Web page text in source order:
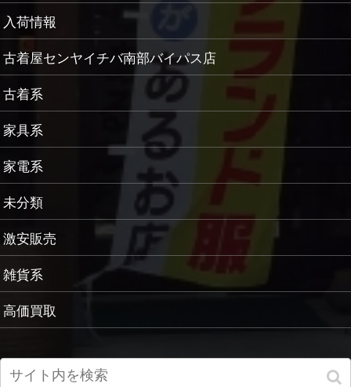
入荷情報
古着屋センヤイチバ南部バイパス店
古着系
家具系
家電系
未分類
激安販売
雑貨系
高価買取